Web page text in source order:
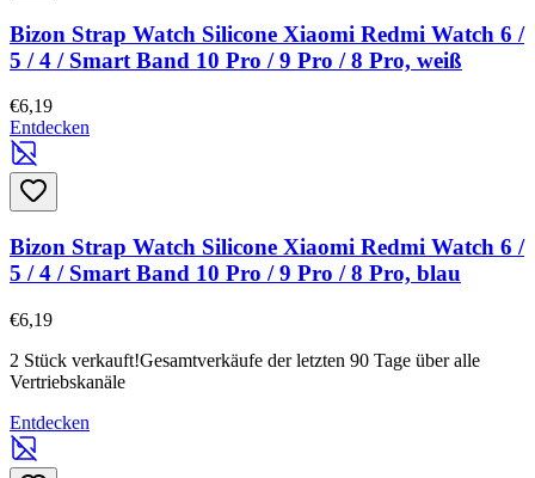
Bizon Strap Watch Silicone Xiaomi Redmi Watch 6 /
5 / 4 / Smart Band 10 Pro / 9 Pro / 8 Pro, weiß
€6,19
Entdecken
Bizon Strap Watch Silicone Xiaomi Redmi Watch 6 /
5 / 4 / Smart Band 10 Pro / 9 Pro / 8 Pro, blau
€6,19
2 Stück verkauft!Gesamtverkäufe der letzten 90 Tage über alle
Vertriebskanäle
Entdecken